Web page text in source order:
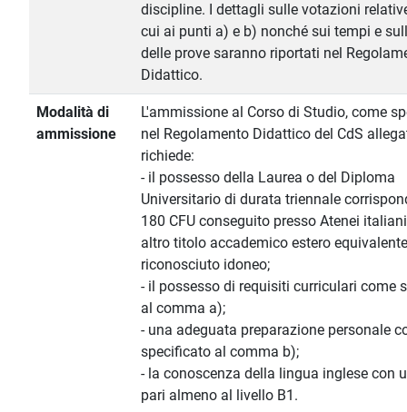
discipline. I dettagli sulle votazioni
cui ai punti a) e b) nonché sui tempi e
delle prove saranno riportati nel
Didattico.
Modalità di
ammissione
L'ammissione al Corso di Studio, come
nel Regolamento Didattico del CdS
richiede:
- il possesso della Laurea o del Diploma
Universitario di durata triennale
180 CFU conseguito presso Atenei
altro titolo accademico estero
riconosciuto idoneo;
- il possesso di requisiti curriculari come
al comma a);
- una adeguata preparazione personale
specificato al comma b);
- la conoscenza della lingua inglese con
pari almeno al livello B1.